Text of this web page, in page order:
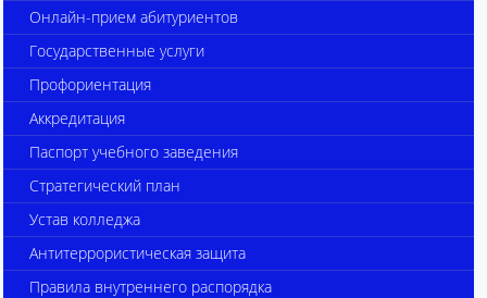
Онлайн-прием абитуриентов
Государственные услуги
Профориентация
Аккредитация
Паспорт учебного заведения
Стратегический план
Устав колледжа
Антитеррористическая защита
Правила внутреннего распорядка